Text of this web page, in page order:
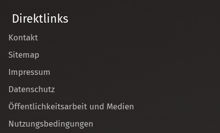
Direktlinks
Kontakt
Sitemap
Impressum
Datenschutz
Öffentlichkeitsarbeit und Medien
Nutzungsbedingungen